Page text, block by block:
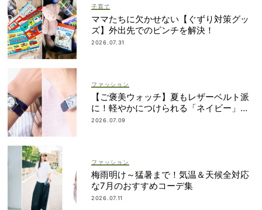
子育て
ママたちに欠かせない【ぐずり対策グッ
ズ】外出先でのピンチを解決！
2026.07.31
ファッション
【ご褒美ウォッチ】夏もレザーベルト派
に！軽やかにつけられる「ネイビー」が
狙い目
2026.07.09
ファッション
梅雨明け～猛暑まで！気温＆天候全対応
な7月のおすすめコーデ集
2026.07.11